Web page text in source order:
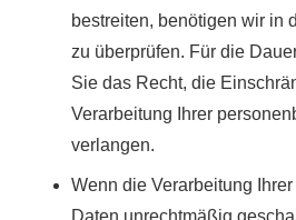
bestreiten, benötigen wir in
zu überprüfen. Für die
Sie das Recht, die
Verarbeitung Ihrer
verlangen.
Wenn die Verarbeitung
Daten unrechtmäßig